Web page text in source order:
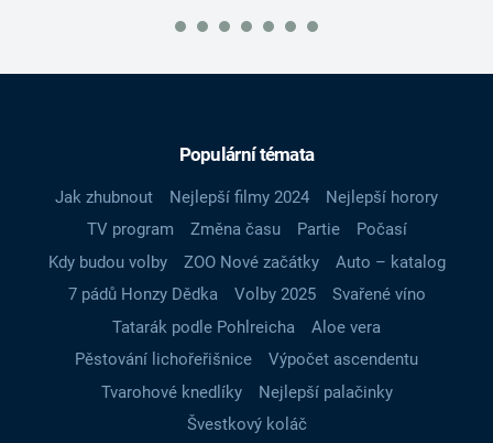
Populární témata
Jak zhubnout Nejlepší filmy 2024
Nejlepší horory
TV program
Změna času Partie
Počasí
Kdy budou volby
ZOO Nové začátky
Auto – katalog
7 pádů Honzy Dědka
Volby 2025
Svařené víno
Tatarák podle Pohlreicha
Aloe vera
Pěstování lichořeřišnice
Výpočet ascendentu
Tvarohové knedlíky
Nejlepší palačinky
Švestkový koláč